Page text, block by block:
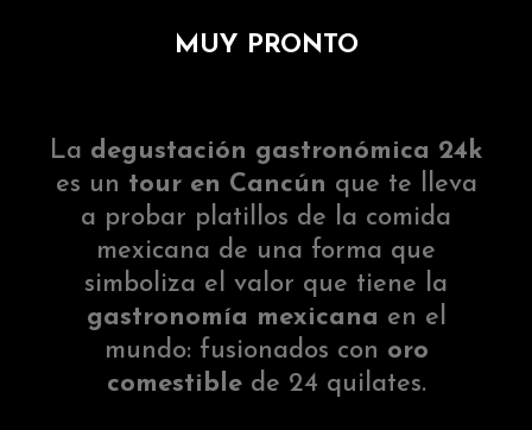
MUY PRONTO
La degustación gastronómica 24k
es un tour en Cancún que te lleva
a probar platillos de la comida
mexicana de una forma que
simboliza el valor que tiene la
gastronomía mexicana en el
mundo: fusionados con oro
comestiblede 24 quilates.